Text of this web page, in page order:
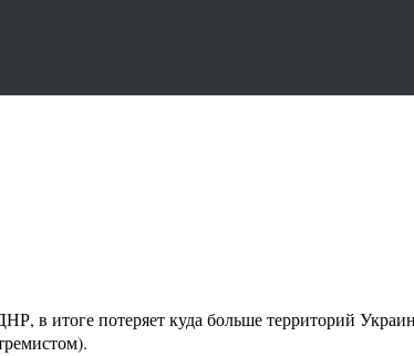
в итоге потеряет куда больше территорий